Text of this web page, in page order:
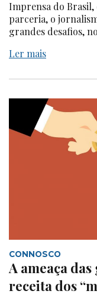
Imprensa do Brasil,
parceria, o
grandes desafios,
Ler mais
CONNOSCO
A ameaça
receita dos